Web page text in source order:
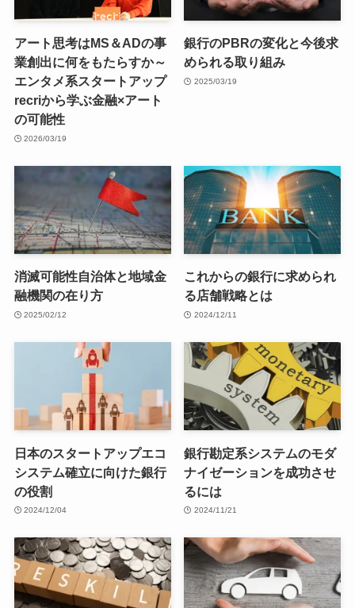
アート思考はMS＆ADの事
業創出に何をもたらすか～
エンタメ系スタートアップ
recriから学ぶ金融×アート
の可能性
2026/03/19
銀行のPBRの変化と今後求
められる取り組み
2025/03/19
消滅可能性自治体と地域金
融機関の在り方
2025/02/12
これからの銀行に求められ
る店舗戦略とは
2024/12/11
日本のスタートアップエコ
システム確立に向けた銀行
の役割
2024/12/04
銀行勘定系システムのモダ
ナイゼーションを成功させ
るには
2024/11/21